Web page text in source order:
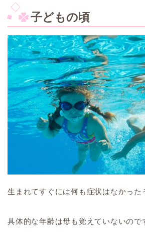
子どもの頃
生まれてすぐには何も症状はなかった
具体的な年齢は母も覚えていないので